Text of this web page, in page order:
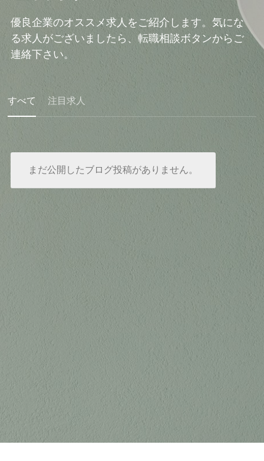
優良企業のオススメ求人をご紹介します。気にな
る求人がございましたら、転職相談ボタンからご
連絡下さい。
すべて 注目求人
まだ公開したブログ投稿がありません。